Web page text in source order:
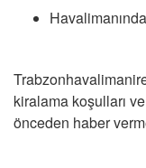
kiralama koşulları
önceden haber